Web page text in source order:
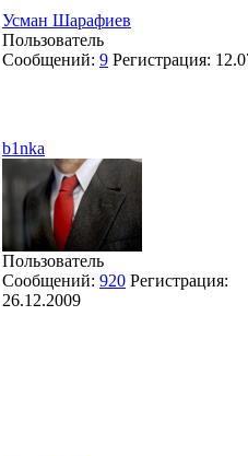
Усман Шарафиев
Пользователь
Сообщений: 9 Регистрация:
b1nka
Пользователь
Сообщений: 920 Регистрация:
26.12.2009